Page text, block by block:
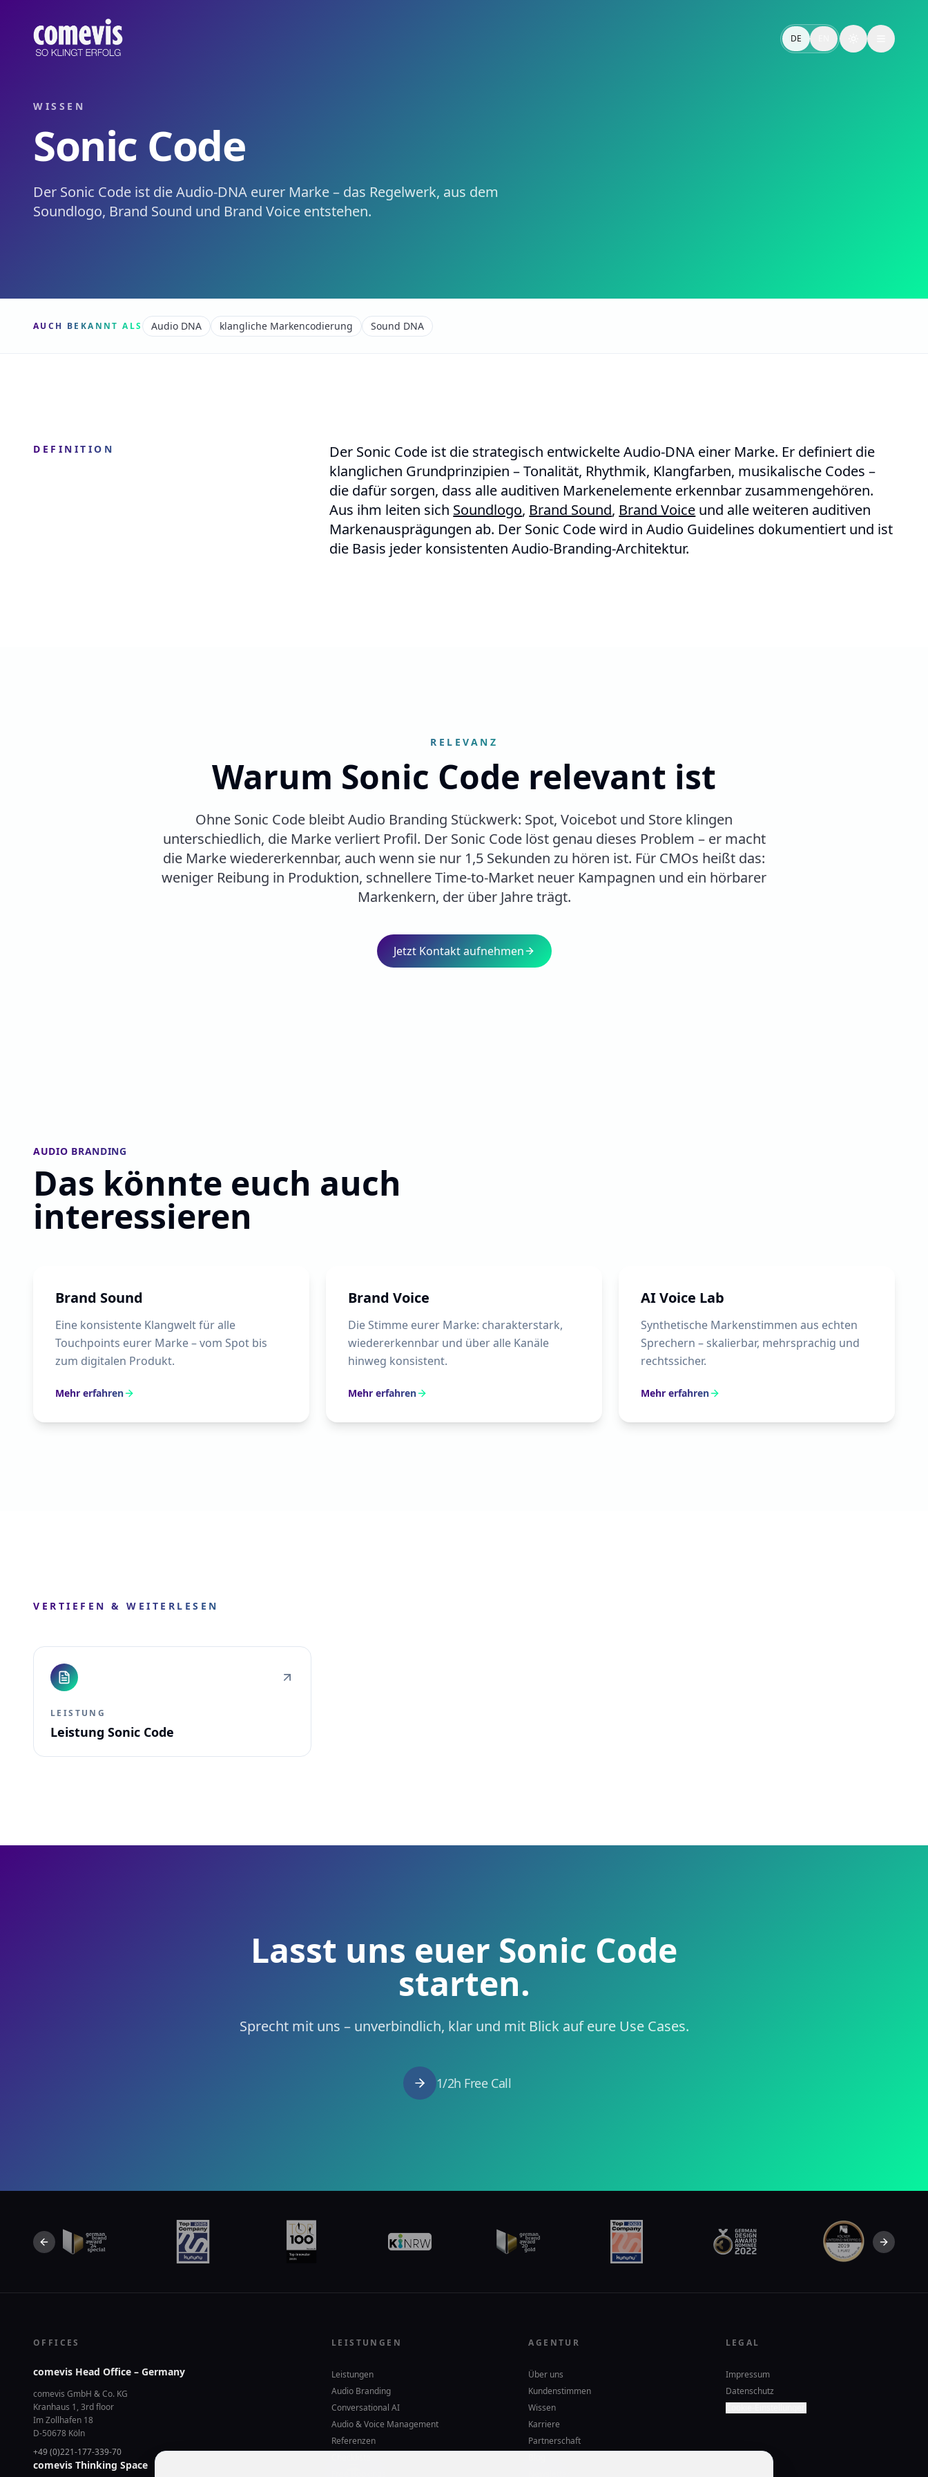
Der Sonic Code ist die Audio-DNA eurer Marke – das Regelwerk, aus dem Soundlogo, Brand Sound und Brand Voice entstehen.
Sonic Code – Definition & Why It Matters
The sonic code is your brand's audio DNA – the rulebook from which soundlogo, brand sound, and brand voice are built.
DE Toggle theme
WISSEN
Sonic Code
Der Sonic Code ist die Audio-DNA eurer Marke – das Regelwerk, aus dem
Soundlogo, Brand Sound und Brand Voice entstehen.
AUCH BEKANNT ALS Audio DNA klangliche Markencodierung Sound DNA
DEFINITION
Der Sonic Code ist die strategisch entwickelte Audio-DNA einer Marke. Er definiert die
klanglichen Grundprinzipien – Tonalität, Rhythmik, Klangfarben, musikalische Codes –
die dafür sorgen, dass alle auditiven Markenelemente erkennbar zusammengehören.
Aus ihm leiten sich Soundlogo, Brand Sound, Brand Voice und alle weiteren auditiven
Markenausprägungen ab. Der Sonic Code wird in Audio Guidelines dokumentiert und ist
die Basis jeder konsistenten Audio-Branding-Architektur.
RELEVANZ
Warum Sonic Code relevant ist
Ohne Sonic Code bleibt Audio Branding Stückwerk: Spot, Voicebot und Store klingen
unterschiedlich, die Marke verliert Profil. Der Sonic Code löst genau dieses Problem – er macht
die Marke wiedererkennbar, auch wenn sie nur 1,5 Sekunden zu hören ist. Für CMOs heißt das:
weniger Reibung in Produktion, schnellere Time-to-Market neuer Kampagnen und ein hörbarer
Markenkern, der über Jahre trägt.
Jetzt Kontakt aufnehmen
AUDIO BRANDING
Das könnte euch auch
interessieren
Brand Sound
Eine konsistente Klangwelt für alle
Touchpoints eurer Marke – vom Spot bis
zum digitalen Produkt.
Mehr erfahren
Brand Voice
Die Stimme eurer Marke: charakterstark,
wiedererkennbar und über alle Kanäle
hinweg konsistent.
Mehr erfahren
AI Voice Lab
Synthetische Markenstimmen aus echten
Sprechern – skalierbar, mehrsprachig und
rechtssicher.
Mehr erfahren
VERTIEFEN & WEITERLESEN
LEISTUNG
Leistung Sonic Code
Lasst uns euer Sonic Code
starten.
Sprecht mit uns – unverbindlich, klar und mit Blick auf eure Use Cases.
1/2h Free Call
Previous slide Next
OFFICES
comevis Head Office – Germany
comevis GmbH & Co. KG
Kranhaus 1, 3rd floor
Im Zollhafen 18
D-50678 Köln
+49 (0)221-177-339-70
comevis Thinking Space
LEISTUNGEN
Leistungen
Audio Branding
Conversational AI
Audio & Voice Management
Referenzen
AGENTUR
Über uns
Kundenstimmen
Wissen
Karriere
Partnerschaft
LEGAL
Impressum
Datenschutz